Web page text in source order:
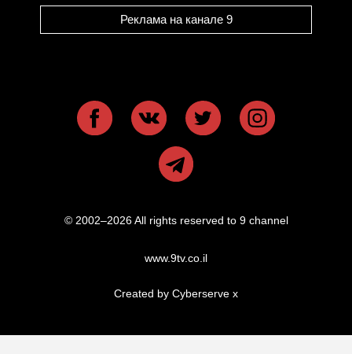
Реклама на канале 9
© 2002–2026 All rights reserved to 9 channel
www.9tv.co.il
Created by Cyberserve x